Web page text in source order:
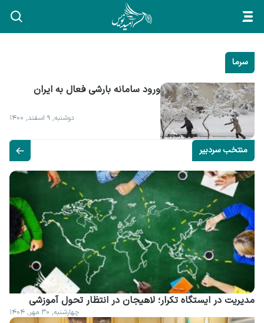
سرما
ورود سامانه بارشی فعال به ایران
دوشنبه, ۹ اسفند, ۱۴۰۰
منتخب سردبیر
مدیریت در ایستگاه تکرار؛ لاهیجان در انتظار تحول آموزشی
چهارشنبه, ۳۰ مهر, ۱۴۰۴